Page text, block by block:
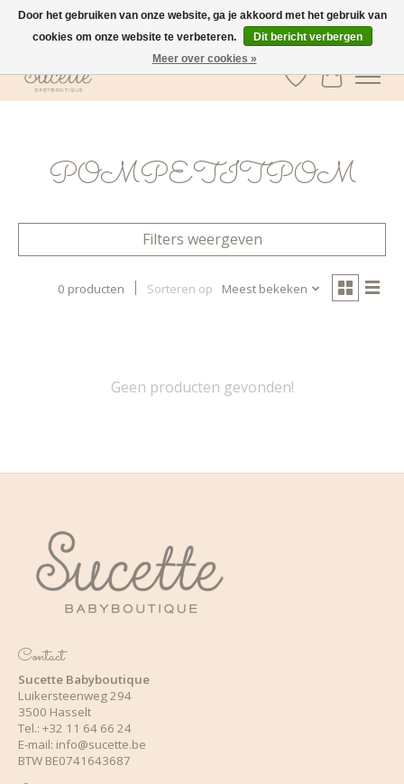
GRATIS verzending vanaf €100 in België
Verlanglijst
POMPETITPOM
Filters weergeven
0 producten Sorteren op Meest bekeken
Geen producten gevonden!
Contact
Sucette Babyboutique
Luikersteenweg 294
3500 Hasselt
Tel.: +32 11 64 66 24
E-mail: info@sucette.be
BTW BE0741643687
Door het gebruiken van onze website, ga je akkoord met het gebruik van
cookies om onze website te verbeteren.
Dit bericht verbergen
Meer over cookies »